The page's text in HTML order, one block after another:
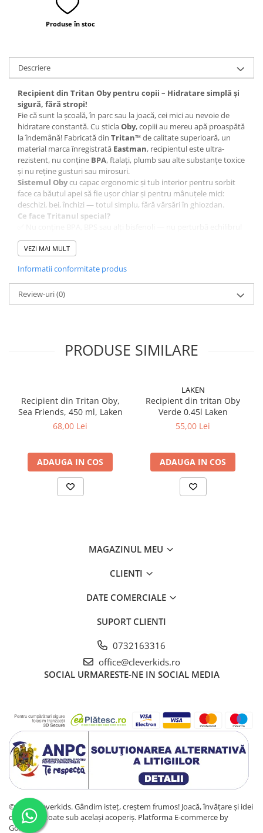
Produse în stoc
Descriere
Recipient din Tritan Oby pentru copii – Hidratare simplă și
sigură, fără stropi!
Fie că sunt la școală, în parc sau la joacă, cei mici au nevoie de
hidratare constantă. Cu sticlaOby, copiii au mereu apă proaspătă
la îndemână! Fabricată din Tritan™ de calitate superioară, un
material marca înregistrată Eastman, recipientul este ultra-
rezistent, nu conține BPA, ftalați, plumb sau alte substanțe toxice
și nu reține gusturi sau mirosuri.
Sistemul Obycu capac ergonomic și tub interior pentru sorbit
face ca băutul apei să fie ușor chiar și pentru mânuțele mici:
deschizi, bei, închizi — totul simplu, fără vărsări în ghiozdan.
Ce face Tritanul special?
hormonal.
✅ Este rezistent la șocuri și căderi accidentale.
✅ Este durabil, reutilizabil și reciclabil.
✅ Se spală ușor chiar și la mașina de spălat vase.
Caracteristici principale Oby pentru copii:
💧450 ml capacitate– perfectă pentru copii
Închidere etanșă, fără scurgeri
Alege recipientul Oby din Tritan pentru copii– cea mai
ușoară sticlă reutilizabilă, cu capac convenabil și sigur, perfectă
pentru toate aventurile de zi cu zi!
VEZI MAI MULT
Informatii conformitate produs
Review-uri(0)
PRODUSE SIMILARE
Recipient din Tritan Oby,
Sea Friends, 450 ml, Laken
68,00 Lei
ADAUGA IN COS
LAKEN
Recipient din tritan Oby
Verde 0.45l Laken
55,00 Lei
ADAUGA IN COS
MAGAZINUL MEU
CLIENTI
DATE COMERCIALE
SUPORT CLIENTI
0732163316
office@cleverkids.ro
SOCIAL URMARESTE-NE IN SOCIAL MEDIA
© 2025 Cleverkids. Gândim isteț, creștem frumos! Joacă, învățare și idei
colorate – toate sub același acoperiș. Platforma E-commerce by
Gomag